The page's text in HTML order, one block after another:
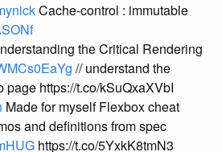
Cache-control : immutable
the Critical Rendering
// understand the
page https://t.co/kSuQxaXVbI
Made for myself Flexbox cheat
and definitions from spec
https://t.co/5YxkK8tmN3